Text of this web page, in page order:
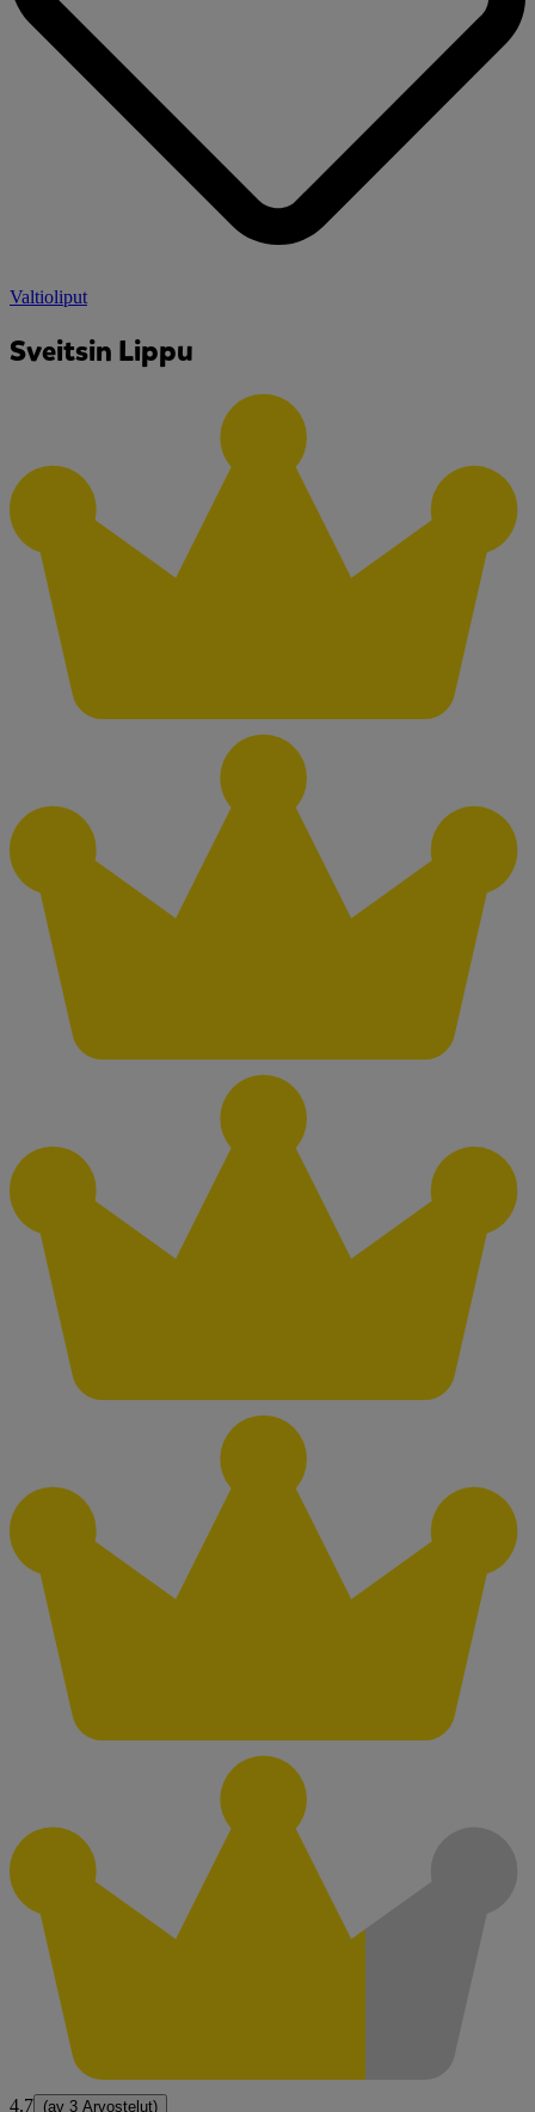
Valtioliput
Sveitsin Lippu
4.7 (av 3 Arvostelut)